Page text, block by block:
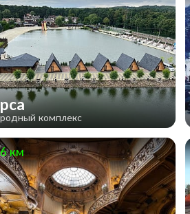
комплекс
км